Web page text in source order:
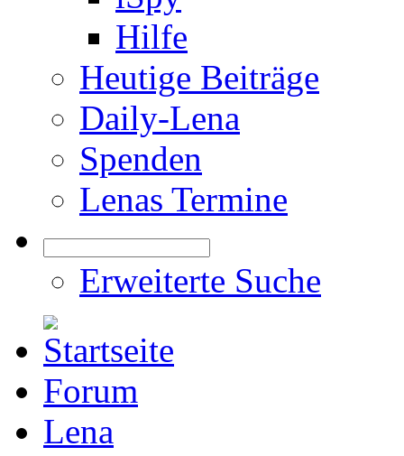
Hilfe
Heutige Beiträge
Daily-Lena
Spenden
Lenas Termine
Erweiterte Suche
Forum
Lena